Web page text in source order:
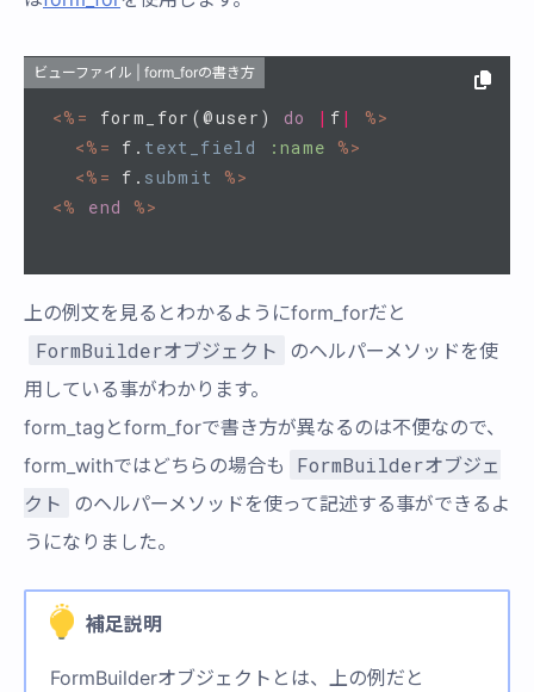
ビューファイル | form_forの書き方
<%= form_for (@user ) do | f |
%>
<%=
f . text_field :name %>
<%=
f . submit
%>
<%
end %>
上の例文を見るとわかるようにform_forだと
FormBuilderオブジェクト
のヘルパーメソッドを使
用している事がわかります。
form_tagとform_forで書き方が異なるのは不便なので、
form_withではどちらの場合も
FormBuilderオブジェ
クト
のヘルパーメソッドを使って記述する事ができるよ
うになりました。
補足説明
FormBuilderオブジェクトとは、上の例だと